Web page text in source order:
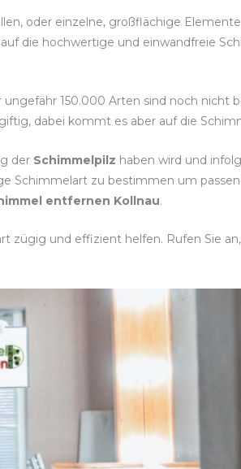
oder einzelne, großflächige
die hochwertige und einwandfreie
150.000 Arten sind noch nicht
dabei kommt es aber auf die
der Schimmelpilz haben wird und
Schimmelart zu bestimmen um
entfernen Kollnau.
zügig und effizient helfen. Rufen Sie